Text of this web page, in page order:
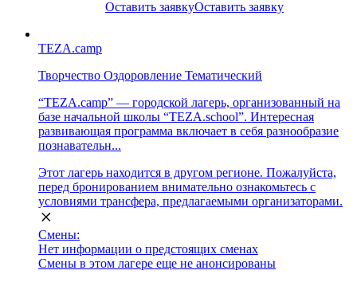
Оставить заявкуОставить заявку
TEZA.camp
Творчество Оздоровление Тематический
“TEZA.camp” — городской лагерь, организованный на
базе начальной школы “TEZA.school”. Интересная
развивающая программа включает в себя разнообразие
познавательн...
Этот лагерь находится в другом регионе. Пожалуйста,
перед бронированием внимательно ознакомьтесь с
условиями трансфера, предлагаемыми организаторами.
Смены:
Нет информации о предстоящих сменах
Смены в этом лагере еще не анонсированы